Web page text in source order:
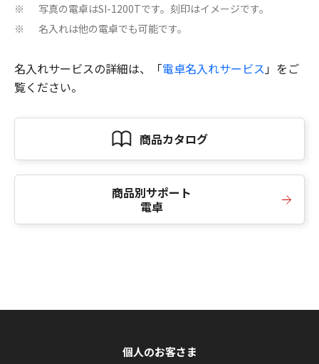
※ 写真の電卓はSI-1200Tです。刻印はイメージです。
※ 名入れは他の電卓でも可能です。
名入れサービスの詳細は、「電卓名入れサービス」をご
覧ください。
商品カタログ
商品別サポート
電卓
個人のお客さま